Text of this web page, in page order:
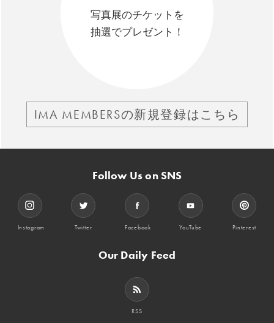
写真展のチケットを
抽選でプレゼント！
IMA MEMBERSの新規登録はこちら
Follow Us on SNS
Instagram Twitter Facebook YouTube Pinterest
Our Daily Feed
RSS